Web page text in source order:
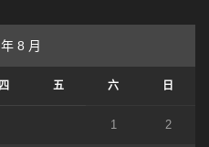
8 月
四 五 六 日
1 2